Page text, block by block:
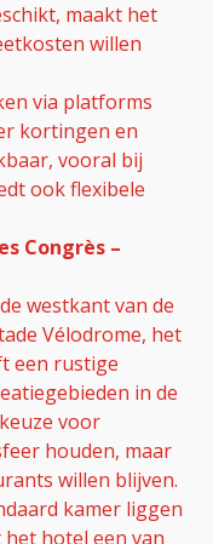
maakt het
willen
via platforms
kortingen en
vooral bij
ook flexibele
Congrès –
westkant van de
Vélodrome, het
een rustige
in de
voor
houden, maar
willen blijven.
kamer liggen
het hotel een van